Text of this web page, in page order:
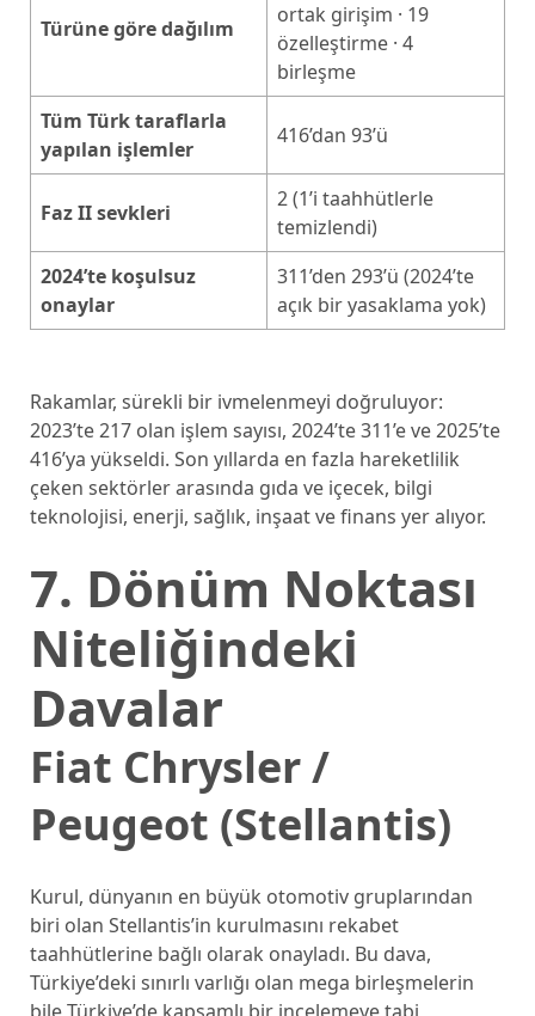
Türüne göre dağılım
ortak girişim · 19
özelleştirme · 4
birleşme
Tüm Türk taraflarla
yapılan işlemler
416’dan 93’ü
Faz II sevkleri
2 (1’i taahhütlerle
temizlendi)
2024’te koşulsuz
onaylar
311’den 293’ü (2024’te
açık bir yasaklama yok)
Rakamlar, sürekli bir ivmelenmeyi doğruluyor:
2023’te 217 olan işlem sayısı, 2024’te 311’e ve 2025’te
416’ya yükseldi. Son yıllarda en fazla hareketlilik
çeken sektörler arasında gıda ve içecek, bilgi
teknolojisi, enerji, sağlık, inşaat ve finans yer alıyor.
7. Dönüm Noktası
Niteliğindeki
Davalar
Fiat Chrysler /
Peugeot (Stellantis)
Kurul, dünyanın en büyük otomotiv gruplarından
biri olan Stellantis’in kurulmasını rekabet
taahhütlerine bağlı olarak onayladı. Bu dava,
Türkiye’deki sınırlı varlığı olan mega birleşmelerin